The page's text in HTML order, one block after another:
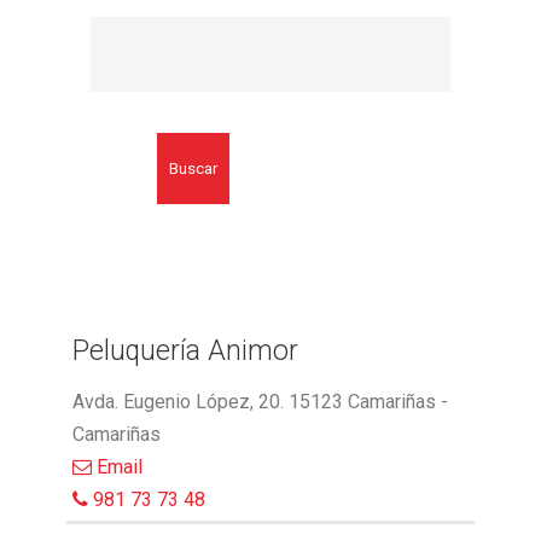
Buscar
Peluquería Animor
Avda. Eugenio López, 20. 15123 Camariñas -
Camariñas
Email
981 73 73 48